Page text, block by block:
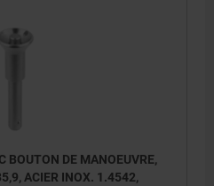
BOUTON DE MANOEUVRE,
ACIER INOX. 1.4542,